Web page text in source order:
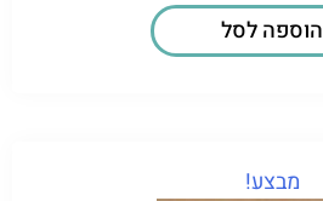
הוספה לסל
מבצע!